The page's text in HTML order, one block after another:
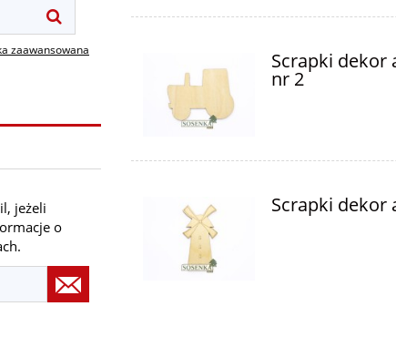
zaawansowana
jeżeli
o
Scrapki dekor
nr 2
Scrapki dekor